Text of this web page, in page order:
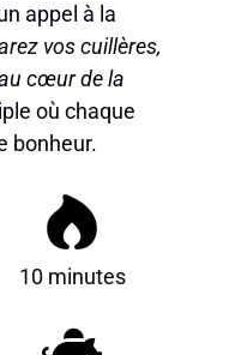
appel à la
vos cuillères,
cœur de la
où chaque
bonheur.
10 minutes